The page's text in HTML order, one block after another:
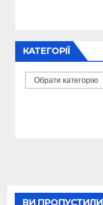
КАТЕГОРІЇ
Категорії
ВИ ПРОПУСТИЛИ